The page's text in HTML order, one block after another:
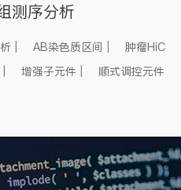
测序分析
AB染色质区间
肿瘤HiC
增强子元件 顺式调控元件